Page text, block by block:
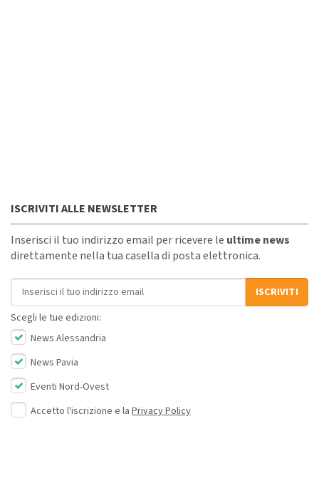
ISCRIVITI ALLE NEWSLETTER
Inserisci il tuo indirizzo email per ricevere le ultime news
direttamente nella tua casella di posta elettronica.
Indirizzo email
ISCRIVITI
Scegli le tue edizioni:
News Alessandria
News Pavia
Eventi Nord-Ovest
Accetto l'iscrizione e la Privacy Policy